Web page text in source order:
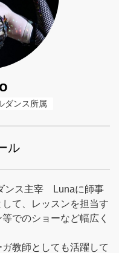
ダンス所属
ル
ンス主宰 Lunaに師事
て、レッスンを担当す
でのショーなど幅広く
教師としても活躍して